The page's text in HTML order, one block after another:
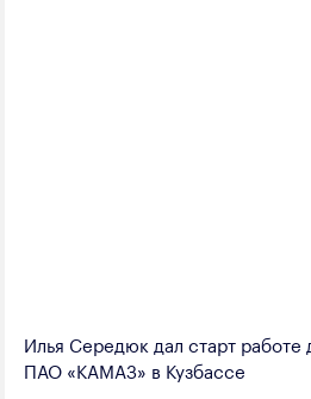
Илья Середюк дал старт работе
ПАО «КАМАЗ» в Кузбассе